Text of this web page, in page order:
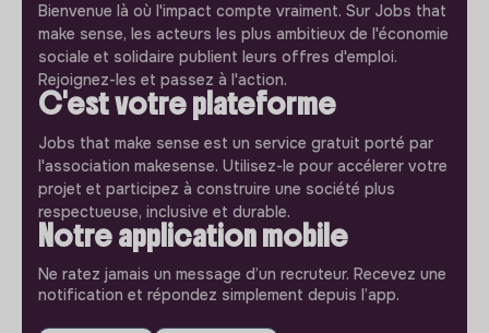
Bienvenue là où l'impact compte vraiment. Sur Jobs that
make sense, les acteurs les plus ambitieux de l'économie
sociale et solidaire publient leurs offres d'emploi.
Rejoignez-les et passez à l'action.
C'est votre plateforme
Jobs that make sense est un service gratuit porté par
l'association makesense. Utilisez-le pour accélerer votre
projet et participez à construire une société plus
respectueuse, inclusive et durable.
Notre application mobile
Ne ratez jamais un message d’un recruteur. Recevez une
notification et répondez simplement depuis l’app.